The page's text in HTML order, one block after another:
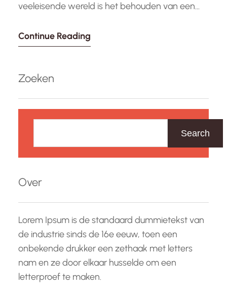
veeleisende wereld is het behouden van een
belang. Ons lichaam en geest verdienen de
gezondheid en welzijn eigenlijk in? Gezondheid
is meer dan alleen…
Continue Reading
Zoeken
k
n
Search
Over
Lorem Ipsum is de standaard dummietekst van
de industrie sinds de 16e eeuw, toen een
onbekende drukker een zethaak met letters
nam en ze door elkaar husselde om een
letterproef te maken.